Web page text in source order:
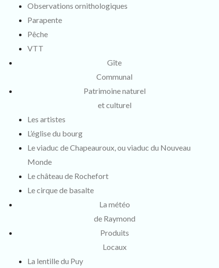
Observations ornithologiques
Parapente
Pêche
VTT
Gîte
Communal
Patrimoine naturel
et culturel
Les artistes
L’église du bourg
Le viaduc de Chapeauroux, ou viaduc du Nouveau
Monde
Le château de Rochefort
Le cirque de basalte
La météo
de Raymond
Produits
Locaux
La lentille du Puy